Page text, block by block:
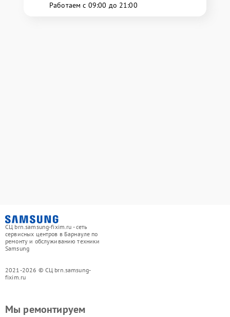
Работаем с 09:00 до 21:00
СЦ brn.samsung-fixim.ru - сеть
сервисных центров в Барнауле по
ремонту и обслуживанию техники
Samsung
2021-2026 © СЦ brn.samsung-
fixim.ru
Мы ремонтируем